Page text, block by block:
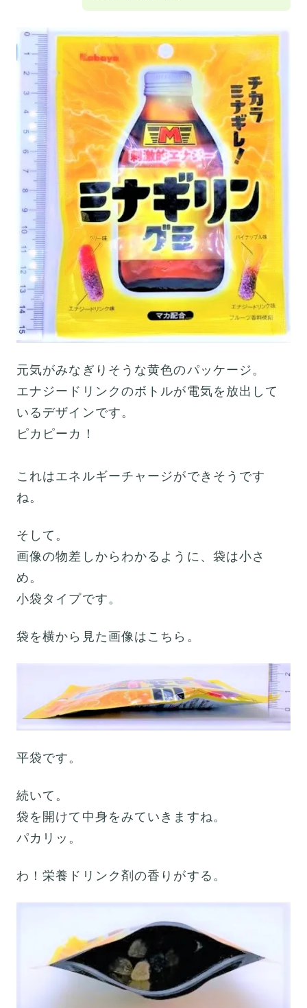
元気がみなぎりそうな黄色のパッケージ。
エナジードリンクのボトルが電気を放出して
いるデザインです。
ピカピーカ！
これはエネルギーチャージができそうです
ね。
そして。
画像の物差しからわかるように、袋は小さ
め。
小袋タイプです。
袋を横から見た画像はこちら。
平袋です。
続いて。
袋を開けて中身をみていきますね。
パカリッ。
わ！栄養ドリンク剤の香りがする。